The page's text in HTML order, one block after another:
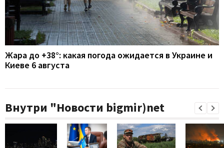
Жара до +38°: какая погода ожидается в Украине и
Киеве 6 августа
Внутри "Новости bigmir)net